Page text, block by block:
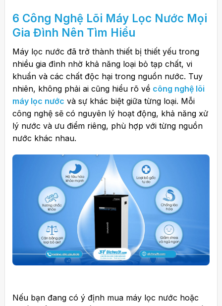
6 Công Nghệ Lõi Máy Lọc Nước Mọi
Gia Đình Nên Tìm Hiểu
Máy lọc nước đã trở thành thiết bị thiết yếu trong
nhiều gia đình nhờ khả năng loại bỏ tạp chất, vi
khuẩn và các chất độc hại trong nguồn nước. Tuy
nhiên, không phải ai cũng hiểu rõ về công nghệ lõi
máy lọc nước và sự khác biệt giữa từng loại. Mỗi
công nghệ sẽ có nguyên lý hoạt động, khả năng xử
lý nước và ưu điểm riêng, phù hợp với từng nguồn
nước khác nhau.
Nếu bạn đang có ý định mua máy lọc nước hoặc